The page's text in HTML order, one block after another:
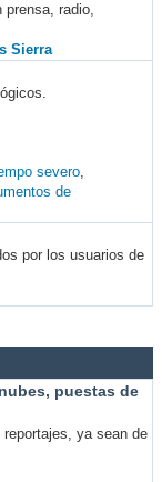
prensa, radio,
Sierra
severo
de
por los usuarios de
puestas de
ya sean de